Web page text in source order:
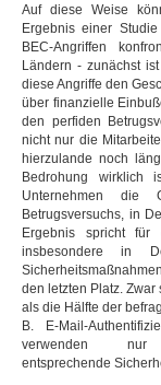
Auf diese Weise
Ergebnis einer
BEC-Angriffen
Ländern - zunächst
diese Angriffe den
über finanzielle
den perfiden
nicht nur die
hierzulande noch
Bedrohung
Unternehmen die
Betrugsversuchs, in
Ergebnis spricht für
insbesondere in
den letzten Platz.
als die Hälfte der
B. E-Mail-
verwenden
entsprechende